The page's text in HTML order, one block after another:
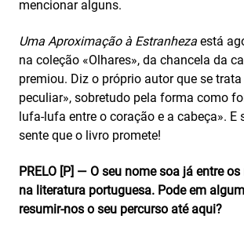
mencionar alguns.
Uma Aproximação à Estranheza está
na coleção «Olhares», da chancela da
premiou. Diz o próprio autor que se
peculiar», sobretudo pela forma como
lufa-lufa entre o coração e a cabeça». E
sente que o livro promete!
PRELO [P] — O seu nome soa já entre
na literatura portuguesa. Pode em
resumir-nos o seu percurso até aqui?